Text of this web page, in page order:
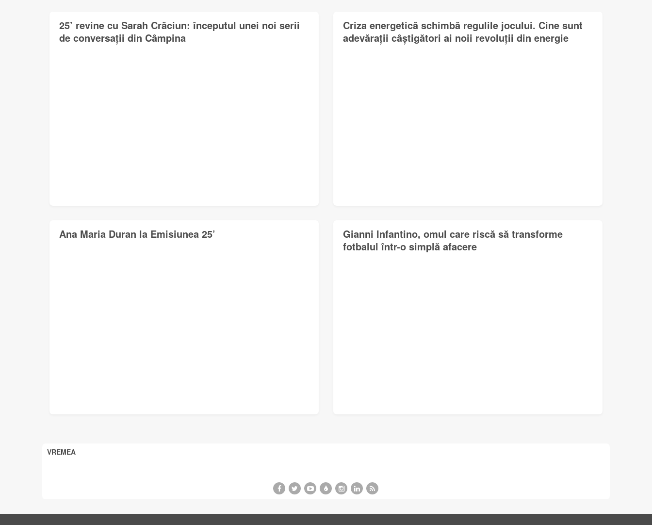
25’ revine cu Sarah Crăciun: începutul unei noi serii
de conversații din Câmpina
Ana Maria Duran la Emisiunea 25’
Criza energetică schimbă regulile jocului. Cine sunt
adevărații câștigători ai noii revoluții din energie
Gianni Infantino, omul care riscă să transforme
fotbalul într-o simplă afacere
VREMEA